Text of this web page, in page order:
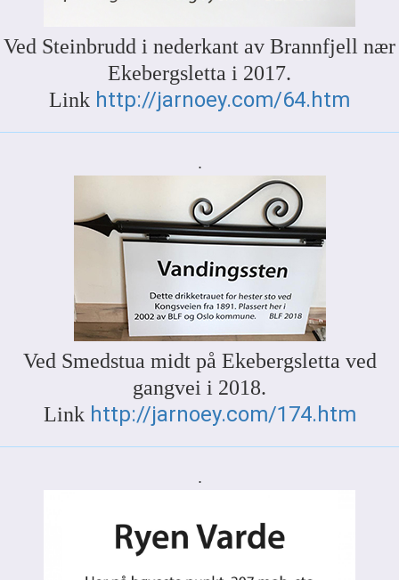
Ved Steinbrudd i nederkant av Brannfjell nær
Ekebergsletta i 2017.
Link http://jarnoey.com/64.htm
.
Ved Smedstua midt på Ekebergsletta ved
gangvei i 2018.
Link http://jarnoey.com/174.htm
.